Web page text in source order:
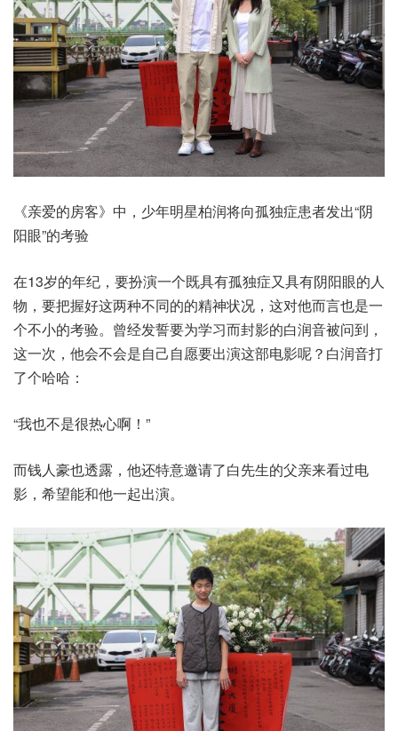
《亲爱的房客》中，少年明星柏润将向孤独症患者发出“阴
阳眼”的考验
在13岁的年纪，要扮演一个既具有孤独症又具有阴阳眼的人
物，要把握好这两种不同的的精神状况，这对他而言也是一
个不小的考验。曾经发誓要为学习而封影的白润音被问到，
这一次，他会不会是自己自愿要出演这部电影呢？白润音打
了个哈哈：
“我也不是很热心啊！”
而钱人豪也透露，他还特意邀请了白先生的父亲来看过电
影，希望能和他一起出演。